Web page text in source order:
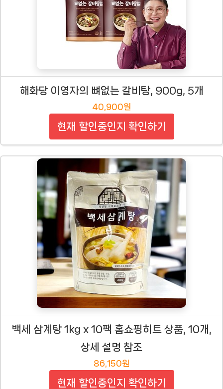
해화당 이영자의 뼈없는 갈비탕, 900g, 5개
40,900원
현재 할인중인지 확인하기
백세 삼계탕 1kg x 10팩 홈쇼핑히트 상품, 10개,
상세 설명 참조
86,150원
현재 할인중인지 확인하기